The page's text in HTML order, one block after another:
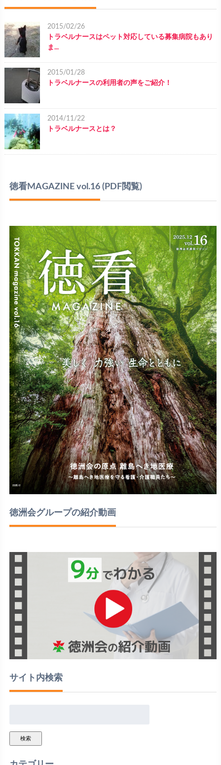
2015/02/26
トラベルナースはペット対応している募集病院もあり
ま...
2015/01/28
トラベルナースの利用者の声をご紹介！
2014/11/22
トラベルナースとは？
徳看MAGAZINE vol.16(PDF閲覧)
徳洲会グループの紹介動画
サイト内検索
検索